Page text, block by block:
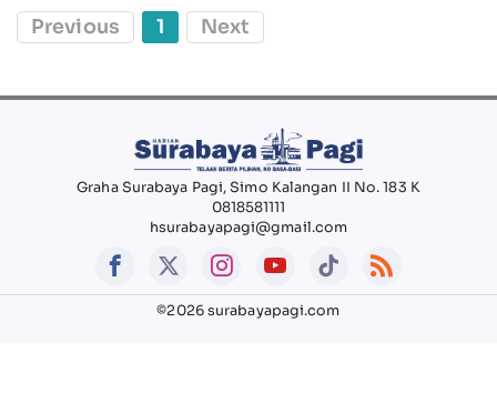
Previous 1 Next
Graha Surabaya Pagi, Simo Kalangan II No. 183 K
0818581111
hsurabayapagi@gmail.com
©2026 surabayapagi.com